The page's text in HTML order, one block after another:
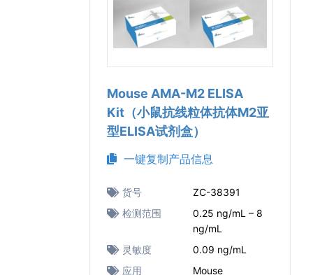
Mouse AMA-M2 ELISA
Kit（小鼠抗线粒体抗体M2亚
型ELISA试剂盒）
一键复制产品信息
货号
ZC-38391
检测范围
0.25 ng/mL – 8
ng/mL
灵敏度
0.09 ng/mL
应用
Mouse